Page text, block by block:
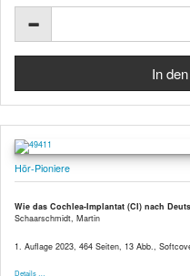
Hör-Pioniere
Wie das Cochlea-Implantat (CI) nach
Schaarschmidt, Martin
1. Auflage 2023, 464 Seiten, 13 Abb.,
Details …